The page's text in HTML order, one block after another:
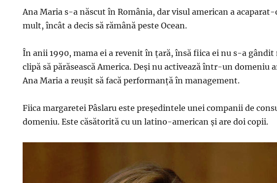
Ana Maria s-a născut în România, dar visul american a acaparat-
mult, încât a decis să rămână peste Ocean.
În anii 1990, mama ei a revenit în ţară, însă fiica ei nu s-a gândit
clipă să părăsească America. Deși nu activează într-un domeniu
Ana Maria a reușit să facă performanță în management.
Fiica margaretei Pâslaru este preşedintele unei companii de
domeniu. Este căsătorită cu un latino-american şi are doi copii.